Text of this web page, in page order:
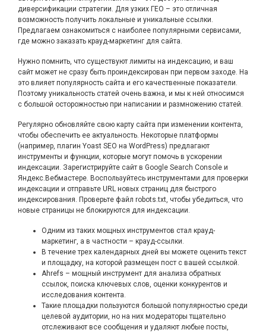
диверсификации стратегии. Для узких ГЕО – это отличная
возможность получить локальные и уникальные ссылки.
Предлагаем ознакомиться с наиболее популярными сервисами,
где можно заказать крауд-маркетинг для сайта.
Нужно помнить, что существуют лимиты на индексацию, и ваш
сайт может не сразу быть проиндексирован при первом заходе. На
это влияет популярность сайта и его качественные показатели.
Поэтому уникальность статей очень важна, и мы к ней относимся
с большой осторожностью при написании и размножению статей.
Регулярно обновляйте свою карту сайта при изменении контента,
чтобы обеспечить ее актуальность. Некоторые платформы
(например, плагин Yoast SEO на WordPress) предлагают
инструменты и функции, которые могут помочь в ускорении
индексации. Зарегистрируйте сайт в Google Search Console и
Яндекс.Вебмастере. Воспользуйтесь инструментами для проверки
индексации и отправьте URL новых страниц для быстрого
индексирования. Проверьте файл robots.txt, чтобы убедиться, что
новые страницы не блокируются для индексации.
Одним из таких мощных инструментов стал крауд-
маркетинг, а в частности – крауд-ссылки.
В течение трех календарных дней вы можете оценить текст
и площадку, на которой размещен пост с вашей ссылкой.
Ahrefs – мощный инструмент для анализа обратных
ссылок, поиска ключевых слов, оценки конкурентов и
исследования контента.
Такие площадки пользуются большой популярностью среди
целевой аудитории, но на них модераторы тщательно
отслеживают все сообщения и удаляют любые посты,